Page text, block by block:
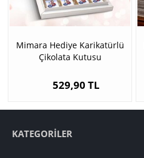
Mimara Hediye Karikatürlü
Çikolata Kutusu
529,90 TL
KATEGORILER